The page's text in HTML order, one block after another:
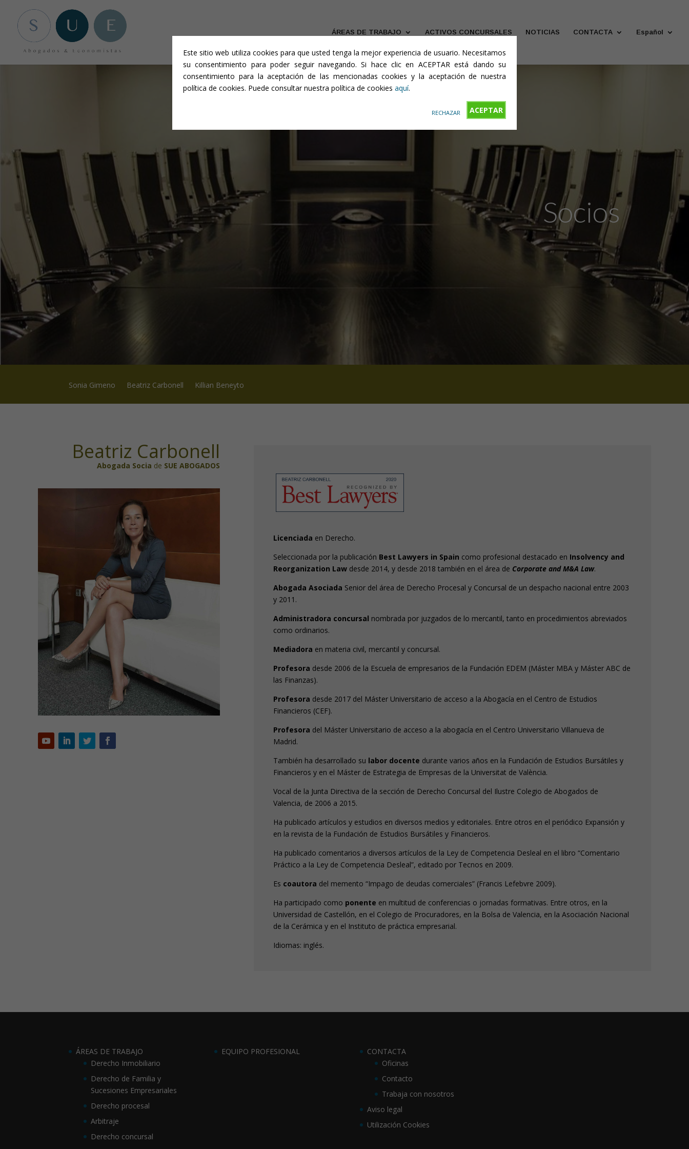
Este sitio web utiliza cookies para que usted tenga la mejor experiencia de usuario. Necesitamos
su consentimiento para poder seguir navegando. Si hace clic en ACEPTAR está dando su
consentimiento para la aceptación de las mencionadas cookies y la aceptación de nuestra
política de cookies. Puede consultar nuestra política de cookies aquí.
ACEPTAR
RECHAZAR
ÁREAS DE TRABAJO ACTIVOS CONCURSALES NOTICIAS CONTACTA Español
Socios
Sonia Gimeno Beatriz Carbonell Killian Beneyto
Beatriz Carbonell
Abogada Socia de SUE ABOGADOS
Licenciada en Derecho.
Seleccionada por la publicación Best Lawyers in Spain como profesional destacado en Insolvency and
Reorganization Law desde 2014, y desde 2018 también en el área de Corporate and M&A Law.
Abogada Asociada Senior del área de Derecho Procesal y Concursal de un despacho nacional entre 2003
y 2011.
Administradora concursal nombrada por juzgados de lo mercantil, tanto en procedimientos abreviados
como ordinarios.
Mediadora en materia civil, mercantil y concursal.
Profesora desde 2006 de la Escuela de empresarios de la Fundación EDEM (Máster MBA y Máster ABC de
las Finanzas).
Profesora desde 2017 del Máster Universitario de acceso a la Abogacía en el Centro de Estudios
Financieros (CEF).
Profesora del Máster Universitario de acceso a la abogacía en el Centro Universitario Villanueva de
Madrid.
También ha desarrollado su labor docente durante varios años en la Fundación de Estudios Bursátiles y
Financieros y en el Máster de Estrategia de Empresas de la Universitat de València.
Vocal de la Junta Directiva de la sección de Derecho Concursal del Ilustre Colegio de Abogados de
Valencia, de 2006 a 2015.
Ha publicado artículos y estudios en diversos medios y editoriales. Entre otros en el periódico Expansión y
en la revista de la Fundación de Estudios Bursátiles y Financieros.
Ha publicado comentarios a diversos artículos de la Ley de Competencia Desleal en el libro “Comentario
Práctico a la Ley de Competencia Desleal”, editado por Tecnos en 2009.
Es coautora del memento “Impago de deudas comerciales” (Francis Lefebvre 2009).
Ha participado como ponente en multitud de conferencias o jornadas formativas. Entre otros, en la
Universidad de Castellón, en el Colegio de Procuradores, en la Bolsa de Valencia, en la Asociación Nacional
de la Cerámica y en el Instituto de práctica empresarial.
Idiomas: inglés.
ÁREAS DE TRABAJO
Derecho Inmobiliario
Derecho de Familia y
Sucesiones Empresariales
Derecho procesal
Arbitraje
Derecho concursal
EQUIPO PROFESIONAL
CONTACTA
Oficinas
Contacto
Trabaja con nosotros
Aviso legal
Utilización Cookies